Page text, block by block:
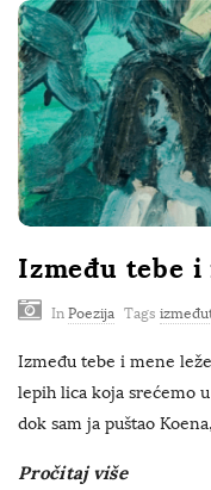
Između tebe i
In Poezija Tags
Između tebe i mene
lepih lica koja srećemo
dok sam ja puštao
Pročitaj više